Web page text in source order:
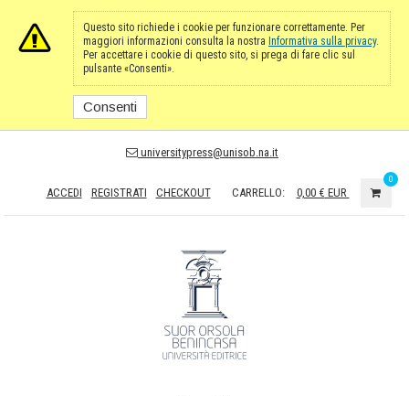
Questo sito richiede i cookie per funzionare correttamente. Per
maggiori informazioni consulta la nostra Informativa sulla privacy.
Per accettare i cookie di questo sito, si prega di fare clic sul
pulsante «Consenti».
Consenti
universitypress@unisob.na.it
ACCEDI REGISTRATI CHECKOUT CARRELLO: 0,00 € EUR
0